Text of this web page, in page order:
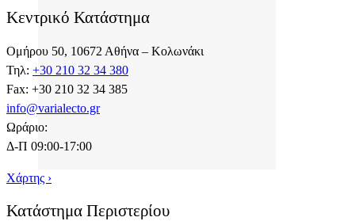
Κεντρικό Κατάστημα
Ομήρου 50, 10672 Αθήνα – Κολωνάκι
Τηλ: +30 210 32 34 380
Fax: +30 210 32 34 385
info@varialecto.gr
Ωράριο:
Δ-Π 09:00-17:00
Χάρτης ›
Κατάστημα Περιστερίου